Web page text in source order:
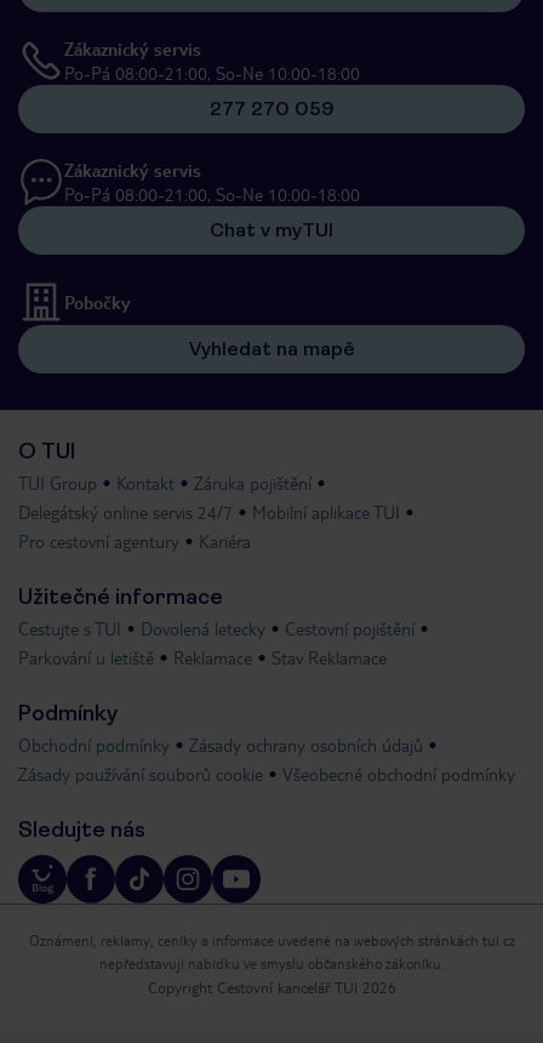
Zákaznický servis
Po-Pá 08:00-21:00, So-Ne 10:00-18:00
277 270 059
Zákaznický servis
Po-Pá 08:00-21:00, So-Ne 10:00-18:00
Chat v myTUI
Pobočky
Vyhledat na mapě
O TUI
TUI Group Kontakt
Záruka pojištění
Delegátský online servis 24/7
Mobilní aplikace TUI
Pro cestovní agentury
Kariéra
Užitečné informace
Cestujte s TUI Dovolená letecky
Cestovní pojištění
Parkování u letiště
Reklamace Stav Reklamace
Podmínky
Obchodní podmínky
Zásady ochrany osobních údajů
Zásady používání souborů cookie
Všeobecné obchodní podmínky
Sledujte nás
Oznámení, reklamy, ceníky a informace uvedené na webových stránkách tui.cz
nepředstavují nabídku ve smyslu občanského zákoníku.
Copyright Cestovní kancelář TUI 2026